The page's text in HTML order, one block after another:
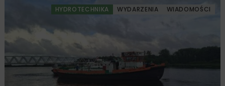
HYDROTECHNIKA WYDARZENIA WIADOMOŚCI